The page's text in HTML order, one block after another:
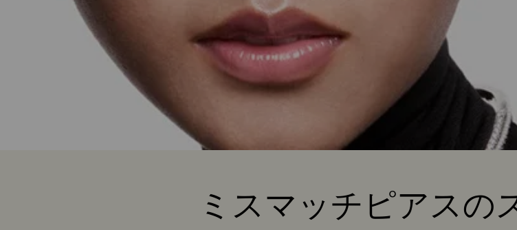
ミスマッチピアスの